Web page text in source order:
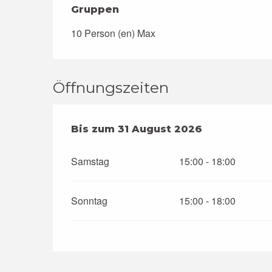
Gruppen
Gruppen
10 Person (en) Max
Öffnungszeiten
vom1 Juli 2026bis zum31 August
Bis zum 31 August 2026
Samstag 15:00 - 18:00
Sonntag 15:00 - 18:00